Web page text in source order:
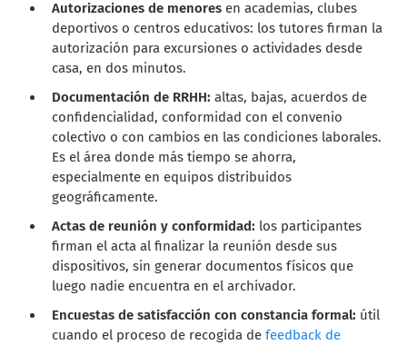
Autorizaciones de menores en academias, clubes
deportivos o centros educativos: los tutores firman la
autorización para excursiones o actividades desde
casa, en dos minutos.
Documentación de RRHH: altas, bajas, acuerdos de
confidencialidad, conformidad con el convenio
colectivo o con cambios en las condiciones laborales.
Es el área donde más tiempo se ahorra,
especialmente en equipos distribuidos
geográficamente.
Actas de reunión y conformidad: los participantes
firman el acta al finalizar la reunión desde sus
dispositivos, sin generar documentos físicos que
luego nadie encuentra en el archivador.
Encuestas de satisfacción con constancia formal: útil
cuando el proceso de recogida defeedback de